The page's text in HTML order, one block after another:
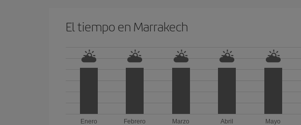
El tiempo en Marrakech
Enero Febrero Marzo Abril Mayo